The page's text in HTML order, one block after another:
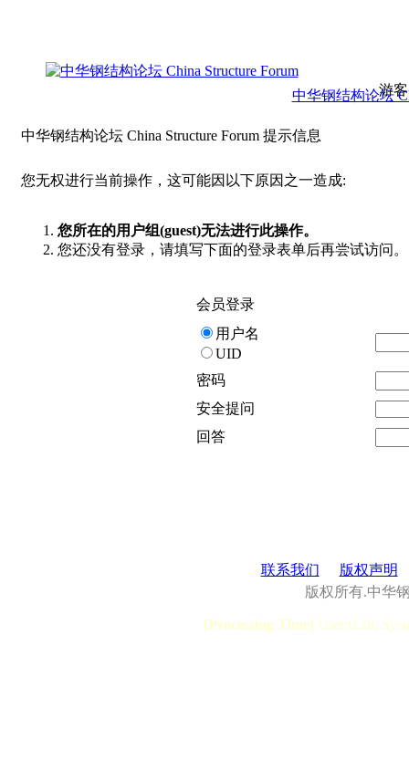
游
中华钢结构论坛
中华钢结构论坛 China Structure Forum 提示信息
您无权进行当前操作，这可能因以下原因之一造成:
您所在的用户组(guest)无法进行此操作。
您还没有登录，请填写下面的登录表单后再尝试访问。
会员登录
用户名
UID
密码
安全提问
回答
联系我们
版权声明
版权所有.中华
[Processing Time] User:0.28,